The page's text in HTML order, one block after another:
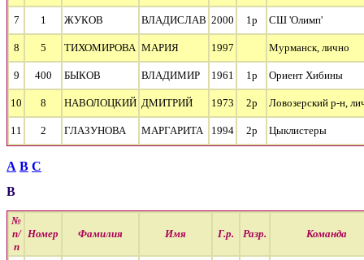
7 1 ЖУКОВ ВЛАДИСЛАВ 2000 1р СШ 'Олимп'
8 5 ТИХОМИРОВА МАРИЯ 1997 Мурманск, лично
9 400 БЫКОВ ВЛАДИМИР 1961 1р Ориент Хибины
10 8 НАВОЛОЦКИЙ ДМИТРИЙ 1973 2р Ловозерский р-н,
11 2 ГЛАЗУНОВА МАРГАРИТА 1994 2р Цыклистеры
А В С
В
№
п/
п
Номер Фамилия Имя Г.р. Разр. Команда